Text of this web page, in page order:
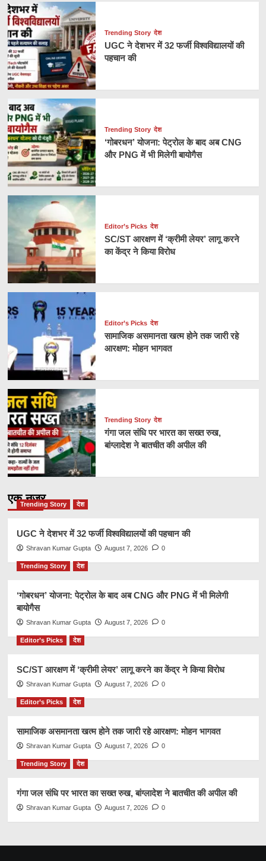
Trending Story देश
UGC ने देशभर में 32 फर्जी विश्वविद्यालयों की
पहचान की
Trending Story देश
‘गोबरधन’ योजना: पेट्रोल के बाद अब CNG
और PNG में भी मिलेगी बायोगैस
Editor’s Picks देश
SC/ST आरक्षण में ‘क्रीमी लेयर’ लागू करने
का केंद्र ने किया विरोध
Editor’s Picks देश
सामाजिक असमानता खत्म होने तक जारी रहे
आरक्षण: मोहन भागवत
Trending Story देश
गंगा जल संधि पर भारत का सख्त रुख,
बांग्लादेश ने बातचीत की अपील की
एक नज़र
Trending Story देश
UGC ने देशभर में 32 फर्जी विश्वविद्यालयों की पहचान की
Shravan Kumar Gupta August 7, 2026 0
Trending Story देश
‘गोबरधन’ योजना: पेट्रोल के बाद अब CNG और PNG में भी मिलेगी
बायोगैस
Shravan Kumar Gupta August 7, 2026 0
Editor’s Picks देश
SC/ST आरक्षण में ‘क्रीमी लेयर’ लागू करने का केंद्र ने किया विरोध
Shravan Kumar Gupta August 7, 2026 0
Editor’s Picks देश
सामाजिक असमानता खत्म होने तक जारी रहे आरक्षण: मोहन भागवत
Shravan Kumar Gupta August 7, 2026 0
Trending Story देश
गंगा जल संधि पर भारत का सख्त रुख, बांग्लादेश ने बातचीत की अपील की
Shravan Kumar Gupta August 7, 2026 0